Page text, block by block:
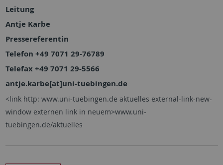
Leitung
Antje Karbe
Pressereferentin
Telefon +49 7071 29-76789
Telefax +49 7071 29-5566
antje.karbe[at]uni-tuebingen.de
<link http: www.uni-tuebingen.de aktuelles external-link-new-
window externen link in neuem>www.uni-
tuebingen.de/aktuelles